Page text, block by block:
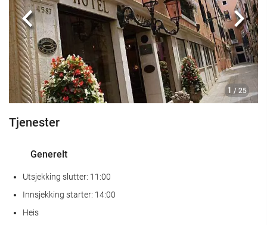
Bar
Forretningsfasiliteter
Business Centre
Internett
Gratis Wi-Fi
Rengjøring
Vaskeri
1 / 25
Forrige
Tjenester
Generelt
Utsjekking slutter: 11:00
Innsjekking starter: 14:00
Heis